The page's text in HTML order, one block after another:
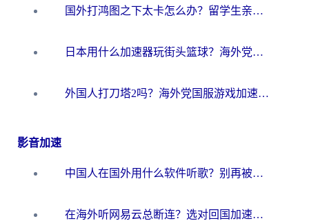
国外打鸿图之下太卡怎么办？留学生亲测有效的国服游戏加速方案
日本用什么加速器玩街头篮球？海外党国服游戏不卡顿的终极攻略
外国人打刀塔2吗？海外党国服游戏加速避坑全攻略
影音加速
中国人在国外用什么软件听歌？别再被地域限制卡脖子，这篇教你轻松解锁国内音乐库
在海外听网易云总断连？选对回国加速器，告别地区限制和卡顿